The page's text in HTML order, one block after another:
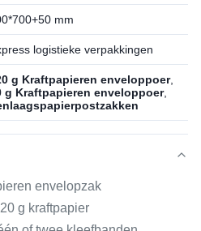
mm
logistieke verpakkingen
g Kraftpapieren enveloppoer,
g Kraftpapieren enveloppoer,
envelopzak
g kraftpapier